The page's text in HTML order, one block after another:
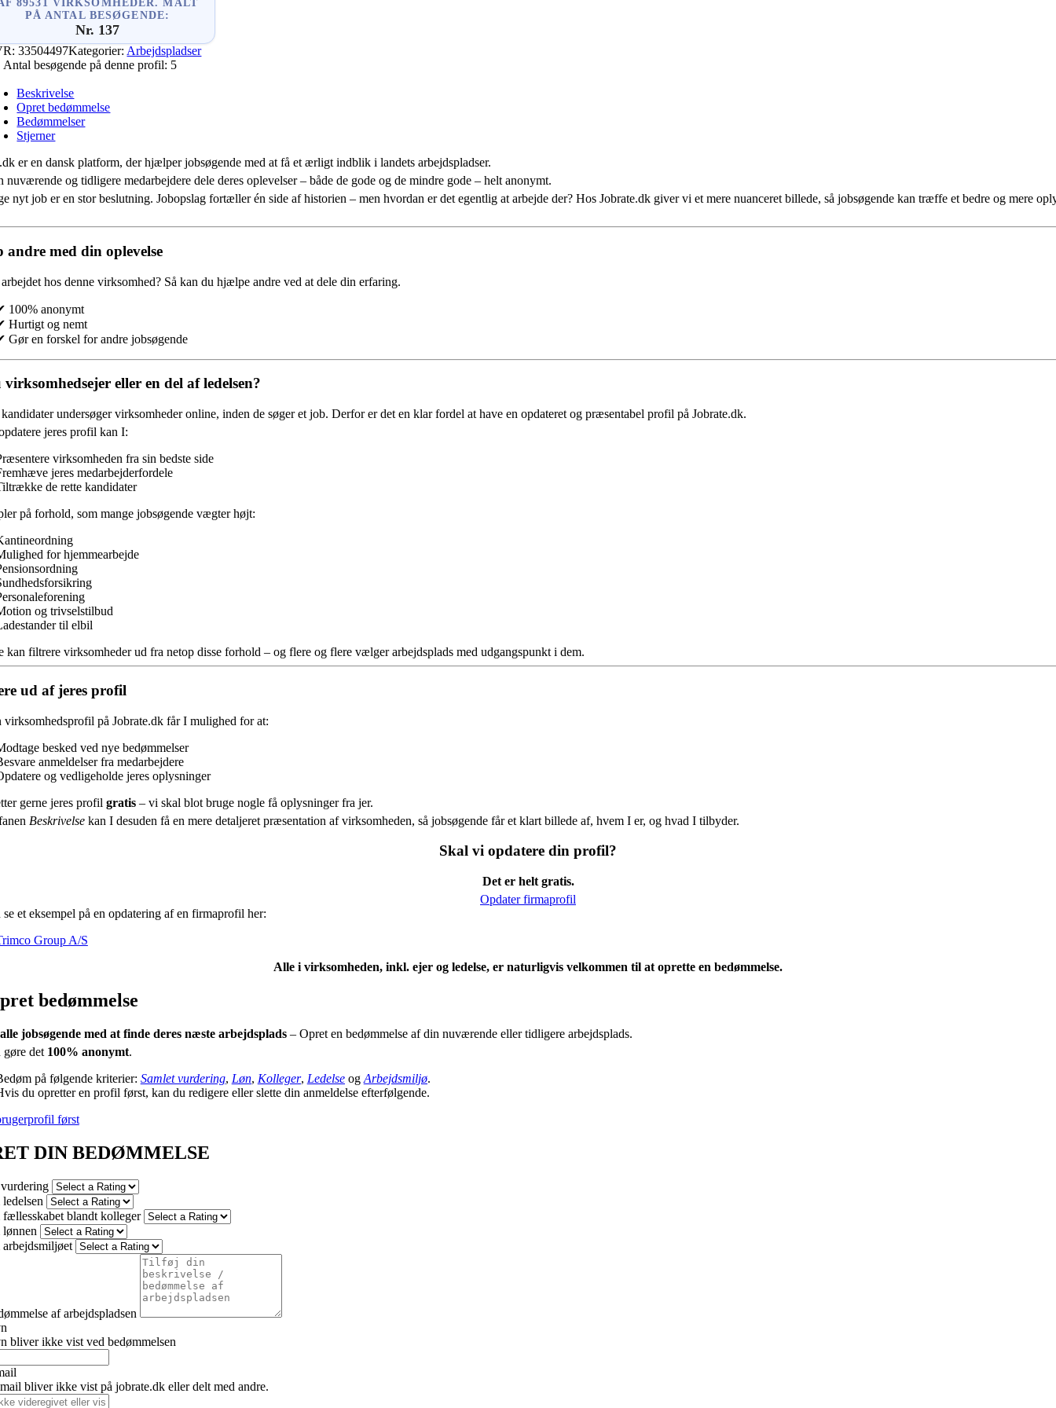
89531 VIRKSOMHEDER. MÅLT
PÅ ANTAL BESØGENDE:
Nr. 137
33504497Kategorier: Arbejdspladser
Antal besøgende på denne profil: 5
Beskrivelse
Opret bedømmelse
Bedømmelser
Stjerner
er en dansk platform, der hjælper jobsøgende med at få et ærligt indblik i landets arbejdspladser.
nuværende og tidligere medarbejdere dele deres oplevelser – både de gode og de mindre gode – helt anonymt.
nyt job er en stor beslutning. Jobopslag fortæller én side af historien – men hvordan er det egentlig at arbejde der? Hos Jobrate.dk giver vi et mere nuanceret billede, så jobsøgende kan træffe et bedre og mere
med din oplevelse
hos denne virksomhed?Så kan du hjælpe andre ved at dele din erfaring.
100% anonymt
Hurtigt og nemt
Gør en forskel for andre jobsøgende
eller en del af ledelsen?
undersøger virksomheder online, inden de søger et job. Derfor er det en klar fordel at have en opdateret og præsentabel profil på Jobrate.dk.
jeres profil kan I:
virksomheden fra sin bedste side
jeres medarbejderfordele
de rette kandidater
på forhold, som mange jobsøgende vægter højt:
for hjemmearbejde
og trivselstilbud
til elbil
kan filtrere virksomheder ud fra netop disse forhold – og flere og flere vælger arbejdsplads med udgangspunkt i dem.
ud af jeres profil
virksomhedsprofil på Jobrate.dk får I mulighed for at:
besked ved nye bedømmelser
anmeldelser fra medarbejdere
og vedligeholde jeres oplysninger
gerne jeres profil gratis– vi skal blot bruge nogle få oplysninger fra jer.
Beskrivelsekan I desuden få en mere detaljeret præsentation af virksomheden, så jobsøgende får et klart billede af, hvem I er, og hvad I tilbyder.
Skal vi opdatere din profil?
Det er helt gratis.
Opdater firmaprofil
et eksempel på en opdatering af en firmaprofil her:
Group A/S
Alle i virksomheden, inkl. ejer og ledelse, er naturligvis velkommen til at oprette en bedømmelse.
bedømmelse
jobsøgende med at finde deres næste arbejdsplads– Opret en bedømmelse af din nuværende eller tidligere arbejdsplads.
det100% anonymt.
på følgende kriterier: Samlet vurdering, Løn, Kolleger, Ledelseog Arbejdsmiljø.
du opretter en profil først, kan du redigere eller slette din anmeldelse efterfølgende.
først
DIN BEDØMMELSE
fællesskabet blandt kolleger
af arbejdspladsen
bliver ikke vist ved bedømmelsen
bliver ikke vist på jobrate.dk eller delt med andre.